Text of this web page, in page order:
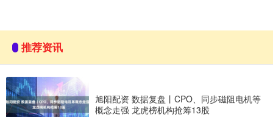
推荐资讯
旭阳配资 数据复盘丨CPO、同步磁阻电机等
概念走强 龙虎榜机构抢筹13股